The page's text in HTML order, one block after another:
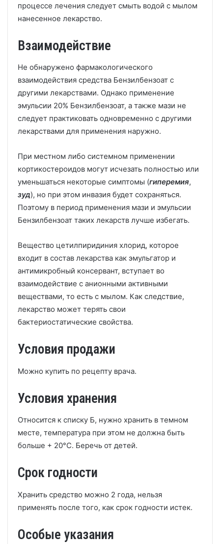
процессе лечения следует смыть водой с мылом
нанесенное лекарство.
Взаимодействие
Не обнаружено фармакологического
взаимодействия средства Бензилбензоат с
другими лекарствами. Однако применение
эмульсии 20% Бензилбензоат, а также мази не
следует практиковать одновременно с другими
лекарствами для применения наружно.
При местном либо системном применении
кортикостероидов могут исчезать полностью или
уменьшаться некоторые симптомы (гиперемия,
зуд), но при этом инвазия будет сохраняться.
Поэтому в период применения мази и эмульсии
Бензилбензоат таких лекарств лучше избегать.
Вещество цетилпиридиния хлорид, которое
входит в состав лекарства как эмульгатор и
антимикробный консервант, вступает во
взаимодействие с анионными активными
веществами, то есть с мылом. Как следствие,
лекарство может терять свои
бактериостатические свойства.
Условия продажи
Можно купить по рецепту врача.
Условия хранения
Относится к списку Б, нужно хранить в темном
месте, температура при этом не должна быть
больше + 20°С. Беречь от детей.
Срок годности
Хранить средство можно 2 года, нельзя
применять после того, как срок годности истек.
Особые указания